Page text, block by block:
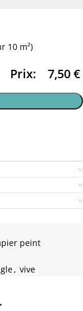
10 m²)
Prix: 7,50€
peint
, vive